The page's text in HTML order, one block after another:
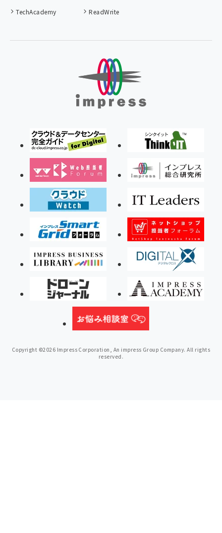
TechAcademy
ReadWrite
Copyright ©2026 Impress Corporation, An impress Group Company. All rights
reserved.